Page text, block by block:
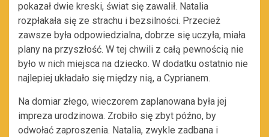
pokazał dwie kreski, świat się zawalił. Natalia
rozpłakała się ze strachu i bezsilności. Przecież
zawsze była odpowiedzialna, dobrze się uczyła, miała
plany na przyszłość. W tej chwili z całą pewnością nie
było w nich miejsca na dziecko. W dodatku ostatnio nie
najlepiej układało się między nią, a Cyprianem.
Na domiar złego, wieczorem zaplanowana była jej
impreza urodzinowa. Zrobiło się zbyt późno, by
odwołać zaproszenia. Natalia, zwykle zadbana i